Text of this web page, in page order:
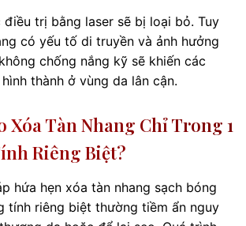
điều trị bằng laser sẽ bị loại bỏ. Tuy
có yếu tố di truyền và ảnh hưởng
chống nắng kỹ sẽ khiến các
thành ở vùng da lân cận.
Xóa Tàn Nhang Chỉ Trong 1
Riêng Biệt?
hứa hẹn xóa tàn nhang sạch bóng
tính riêng biệt thường tiềm ẩn nguy